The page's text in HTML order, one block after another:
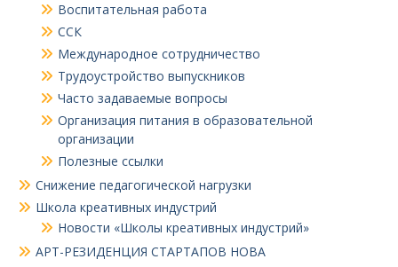
Воспитательная работа
ССК
Международное сотрудничество
Трудоустройство выпускников
Часто задаваемые вопросы
Организация питания в образовательной
организации
Полезные ссылки
Снижение педагогической нагрузки
Школа креативных индустрий
Новости «Школы креативных индустрий»
АРТ-РЕЗИДЕНЦИЯ СТАРТАПОВ НОВА